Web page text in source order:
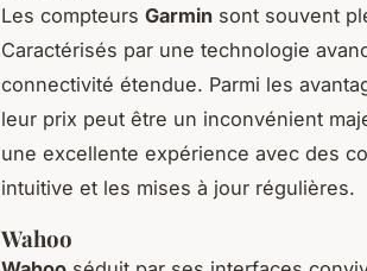
Les compteurs Garmin sont souvent
Caractérisés par une technologie
connectivité étendue. Parmi les
leur prix peut être un inconvénient
une excellente expérience avec des
intuitive et les mises à jour régulières.
Wahoo